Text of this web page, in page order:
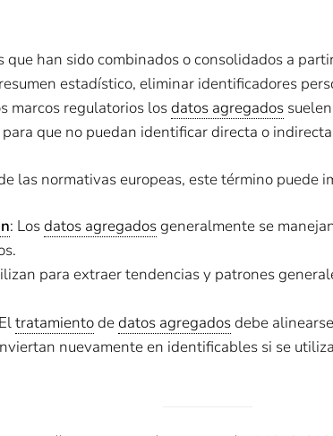
que han sido combinados o consolidados a
estadístico, eliminar identificadores
marcos regulatorios losdatos agregados
que no puedan identificar directa o
las normativas europeas, este término puede
: Losdatos agregadosgeneralmente se
para extraer tendencias y patrones
tratamientodedatos agregadosdebe
nuevamente en identificables si se